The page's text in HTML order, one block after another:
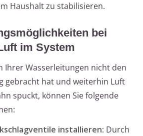
Haushalt zu stabilisieren.
bei
im System
Ihrer Wasserleitungen nicht den
gebracht hat und weiterhin Luft
spuckt, können Sie folgende
installieren: Durch